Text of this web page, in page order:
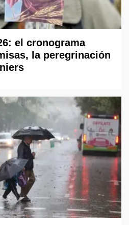
el cronograma
la peregrinación